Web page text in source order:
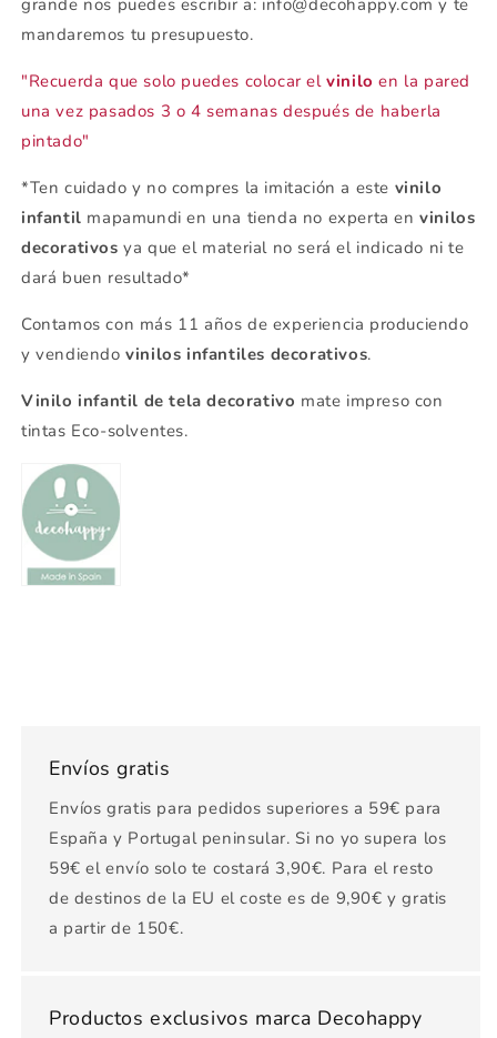
mandaremos tu presupuesto.
"Recuerda que solo puedes colocar elvinilo en la pared
una vez pasados 3 o 4 semanas después de haberla
pintado"
*Ten cuidado y no compres la imitación a este vinilo
infantil mapamundi en una tienda no experta envinilos
decorativosya que el material no será el indicado ni te
dará buen resultado*
Contamos con más 11 años de experiencia produciendo
y vendiendovinilos infantiles decorativos.
Vinilo infantil de tela decorativo mate impreso con
tintas Eco-solventes.
Envíos gratis
Envíos gratis para pedidos superiores a 59€ para
España y Portugal peninsular. Si no yo supera los
59€ el envío solo te costará 3,90€. Para el resto
de destinos de la EU el coste es de 9,90€ y gratis
a partir de 150€.
Productos exclusivos marca Decohappy